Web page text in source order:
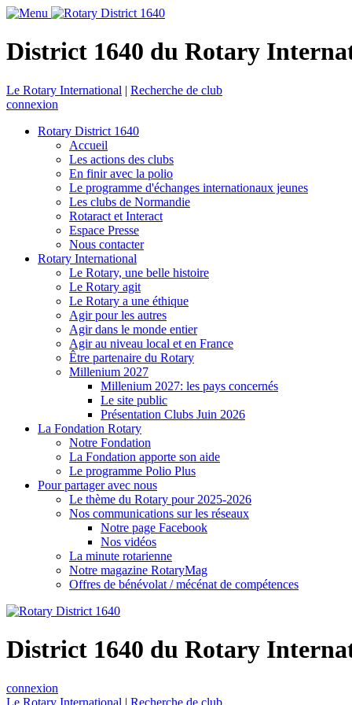
District 1640 du Rotary
Le Rotary International | Recherche de club
connexion
Rotary District 1640
Accueil
Les actions des clubs
En finir avec la polio
Le programme d'échanges internationaux jeunes
Les clubs de Normandie
Rotaract et Interact
Espace Presse
Nous contacter
Rotary International
Le Rotary, une belle histoire
Le Rotary agit
Le Rotary a une éthique
Agir pour les autres
Agir dans le monde entier
Agir au niveau local et en France
Être partenaire du Rotary
Millenium 2027
Millenium 2027: les pays concernés
Le site public
Présentation Clubs Juin 2026
La Fondation Rotary
Notre Fondation
La Fondation apporte son aide
Le programme Polio Plus
Pour partager avec nous
Le thème du Rotary pour 2025-2026
Nos communications sur les réseaux
Notre page Facebook
Nos vidéos
La minute rotarienne
Notre magazine RotaryMag
Offres de bénévolat / mécénat de compétences
District 1640 du Rotary
connexion
Le Rotary International | Recherche de club